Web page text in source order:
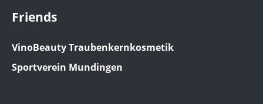
Friends
VinoBeauty Traubenkernkosmetik
Sportverein Mundingen